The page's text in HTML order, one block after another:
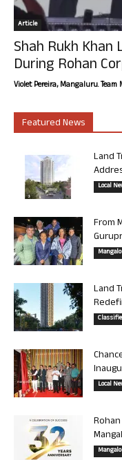
Article
Shah Rukh Khan
During Rohan
Violet Pereira, Mangaluru. Team
Featured News
Land
Local
From
Land
Local